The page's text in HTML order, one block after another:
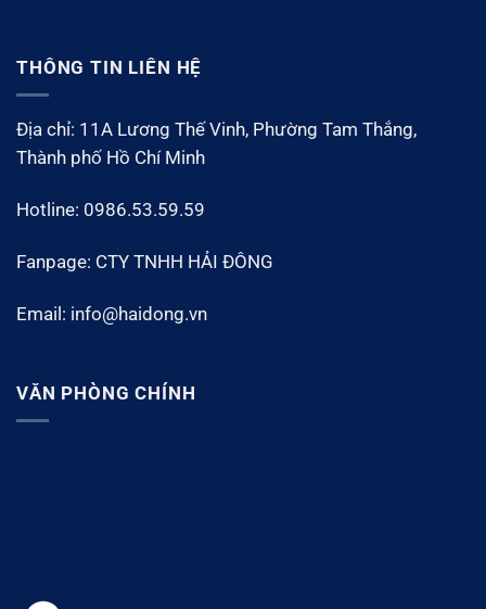
THÔNG TIN LIÊN HỆ
Địa chỉ: 11A Lương Thế Vinh, Phường Tam Thắng,
Thành phố Hồ Chí Minh
Hotline: 0986.53.59.59
Fanpage: CTY TNHH HẢI ĐÔNG
Email: info@haidong.vn
VĂN PHÒNG CHÍNH